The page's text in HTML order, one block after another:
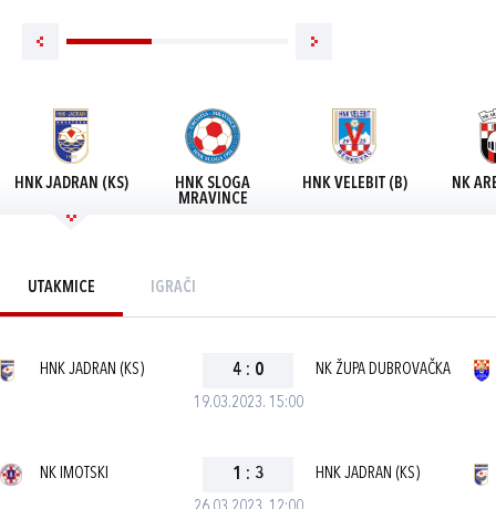
HNK JADRAN (KS)
HNK SLOGA
MRAVINCE
HNK VELEBIT (B) NK
UTAKMICE IGRAČI
19.03.2023. 15:00
HNK JADRAN (KS) 4 : 0 NK ŽUPA DUBROVAČKA
NK IMOTSKI 1 : 3 HNK JADRAN (KS)